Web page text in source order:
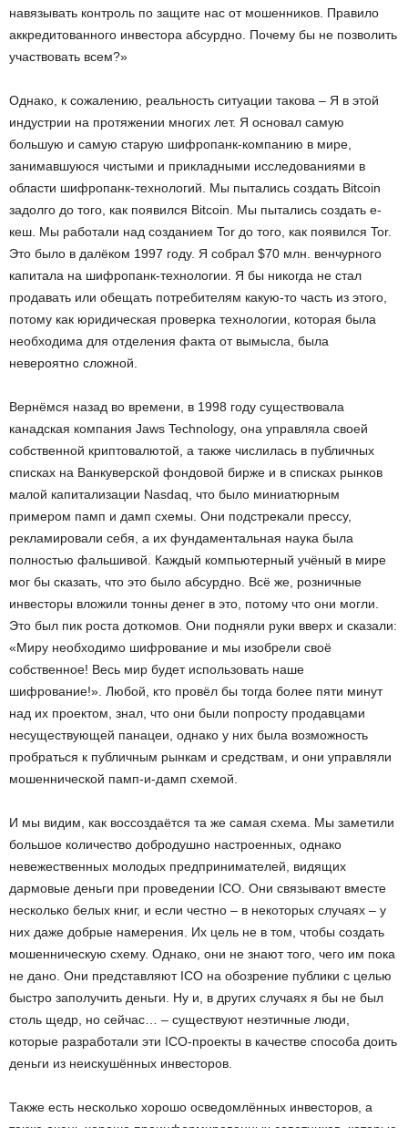
навязывать контроль по защите нас от мошенников. Правило
аккредитованного инвестора абсурдно. Почему бы не позволить
участвовать всем?»
Однако, к сожалению, реальность ситуации такова – Я в этой
индустрии на протяжении многих лет. Я основал самую
большую и самую старую шифропанк-компанию в мире,
занимавшуюся чистыми и прикладными исследованиями в
области шифропанк-технологий. Мы пытались создать Bitcoin
задолго до того, как появился Bitcoin. Мы пытались создать е-
кеш. Мы работали над созданием Tor до того, как появился Tor.
Это было в далёком 1997 году. Я собрал $70 млн. венчурного
капитала на шифропанк-технологии. Я бы никогда не стал
продавать или обещать потребителям какую-то часть из этого,
потому как юридическая проверка технологии, которая была
необходима для отделения факта от вымысла, была
невероятно сложной.
Вернёмся назад во времени, в 1998 году существовала
канадская компания Jaws Technology, она управляла своей
собственной криптовалютой, а также числилась в публичных
списках на Ванкуверской фондовой бирже и в списках рынков
малой капитализации Nasdaq, что было миниатюрным
примером памп и дамп схемы. Они подстрекали прессу,
рекламировали себя, а их фундаментальная наука была
полностью фальшивой. Каждый компьютерный учёный в мире
мог бы сказать, что это было абсурдно. Всё же, розничные
инвесторы вложили тонны денег в это, потому что они могли.
Это был пик роста доткомов. Они подняли руки вверх и сказали:
«Миру необходимо шифрование и мы изобрели своё
собственное! Весь мир будет использовать наше
шифрование!». Любой, кто провёл бы тогда более пяти минут
над их проектом, знал, что они были попросту продавцами
несуществующей панацеи, однако у них была возможность
пробраться к публичным рынкам и средствам, и они управляли
мошеннической памп-и-дамп схемой.
И мы видим, как воссоздаётся та же самая схема. Мы заметили
большое количество добродушно настроенных, однако
невежественных молодых предпринимателей, видящих
дармовые деньги при проведении ICO. Они связывают вместе
несколько белых книг, и если честно – в некоторых случаях – у
них даже добрые намерения. Их цель не в том, чтобы создать
мошенническую схему. Однако, они не знают того, чего им пока
не дано. Они представляют ICO на обозрение публики с целью
быстро заполучить деньги. Ну и, в других случаях я бы не был
столь щедр, но сейчас… – существуют неэтичные люди,
которые разработали эти ICO-проекты в качестве способа доить
деньги из неискушённых инвесторов.
Также есть несколько хорошо осведомлённых инвесторов, а